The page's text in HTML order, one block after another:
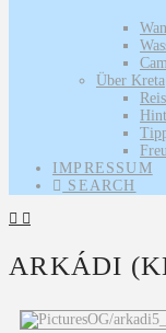
Über Kreta
IMPRESSUM
SEARCH
ARKÁDI